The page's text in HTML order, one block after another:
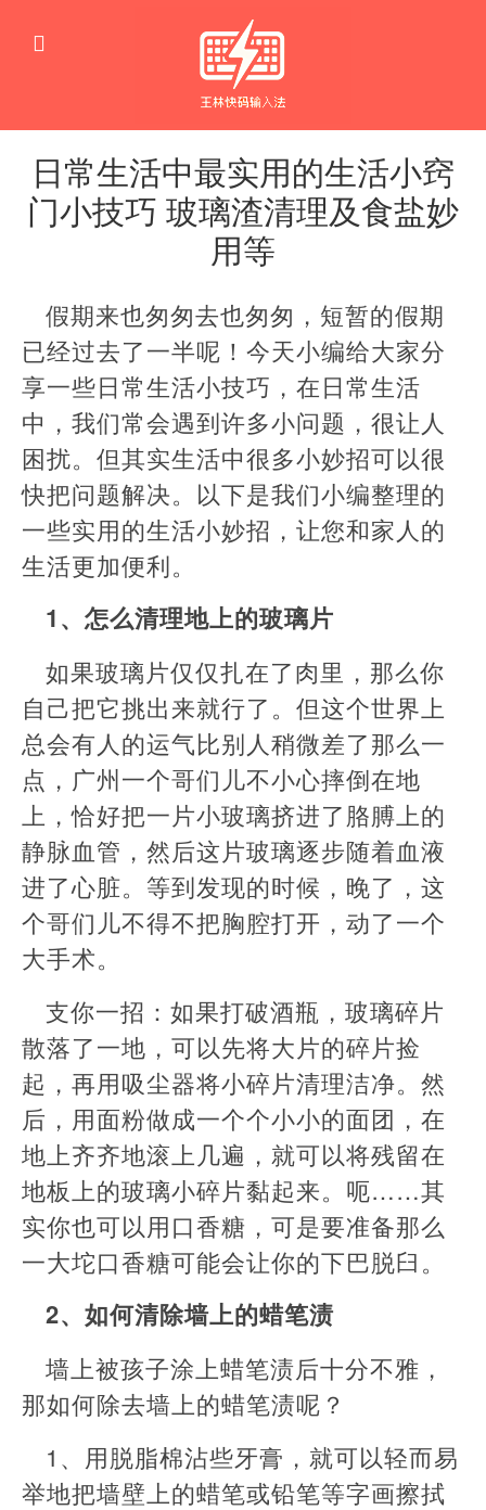
日常生活中最实用的生活小窍
门小技巧 玻璃渣清理及食盐妙
用等
窍
门
假期来也匆匆去也匆匆，短暂的假期
已经过去了一半呢！今天小编给大家分
享一些日常生活小技巧，在日常生活
中，我们常会遇到许多小问题，很让人
困扰。但其实生活中很多小妙招可以很
快把问题解决。以下是我们小编整理的
一些实用的生活小妙招，让您和家人的
生活更加便利。
1、怎么清理地上的玻璃片
如果玻璃片仅仅扎在了肉里，那么你
自己把它挑出来就行了。但这个世界上
总会有人的运气比别人稍微差了那么一
点，广州一个哥们儿不小心摔倒在地
上，恰好把一片小玻璃挤进了胳膊上的
静脉血管，然后这片玻璃逐步随着血液
进了心脏。等到发现的时候，晚了，这
个哥们儿不得不把胸腔打开，动了一个
大手术。
支你一招：如果打破酒瓶，玻璃碎片
散落了一地，可以先将大片的碎片捡
起，再用吸尘器将小碎片清理洁净。然
后，用面粉做成一个个小小的面团，在
地上齐齐地滚上几遍，就可以将残留在
地板上的玻璃小碎片黏起来。呃……其
实你也可以用口香糖，可是要准备那么
一大坨口香糖可能会让你的下巴脱臼。
2、如何清除墙上的蜡笔渍
墙上被孩子涂上蜡笔渍后十分不雅，
那如何除去墙上的蜡笔渍呢？
1、用脱脂棉沾些牙膏，就可以轻而易
举地把墙壁上的蜡笔或铅笔等字画擦拭